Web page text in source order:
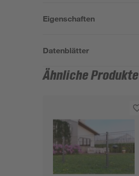
Eigenschaften
Datenblätter
Ähnliche Produkte